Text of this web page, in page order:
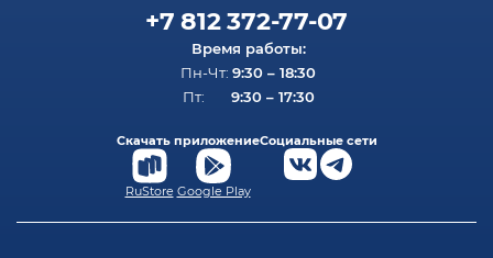
+7 812 372-77-07
Время работы:
Пн-Чт: 9:30 – 18:30
Пт: 9:30 – 17:30
Скачать приложение
RuStore Google Play
Социальные сети